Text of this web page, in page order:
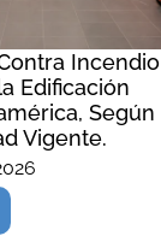
Incendio
Edificación
Según
Vigente.